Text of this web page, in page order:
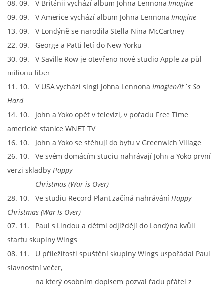
KALENDÁŘ 1965-66
KALENDÁŘ 1967-68
KALENDÁŘ 1971 - 79
KALENDÁŘ 1980 -
KONCERTY 1957 - 1964
KONCERTY 1965 - 1969
SPOLUPRÁCE NA JINÝCH PROJEKTECH
08. 09. V Británii vychází album Johna Lennona Imagine
09. 09. V Americe vychází album Johna Lennona Imagine
13. 09. V Londýně se narodila Stella Nina McCartney
22. 09. George a Patti letí do New Yorku
30. 09. V Saville Row je otevřeno nové studio Apple za půl
milionu liber
11. 10. V USA vychází singl Johna Lennona Imagien/It´s So
Hard
14. 10. John a Yoko opět v televizi, v pořadu Free Time
americké stanice WNET TV
16. 10. John a Yoko se stěhují do bytu v Greenwich Village
26. 10. Ve svém domácím studiu nahrávají John a Yoko první
verzi skladby Happy
Christmas (War is Over)
28. 10. Ve studiu Record Plant začíná nahrávání Happy
Christmas (War Is Over)
07. 11. Paul s Lindou a dětmi odjíždějí do Londýna kvůli
startu skupiny Wings
08. 11. U příležitosti spuštění skupiny Wings uspořádal Paul
slavnostní večer,
na který osobním dopisem pozval řadu přátel z